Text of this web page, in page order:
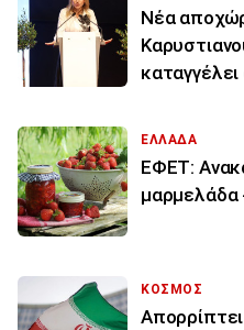
Νέα
ΕΛΛΑΔΑ
ΕΦΕΤ:
μαρμελάδα
ΚΟΣΜΟΣ